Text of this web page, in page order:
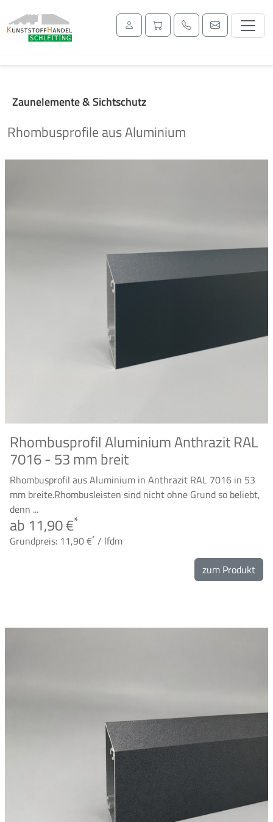
Zaunelemente & Sichtschutz
Rhombusprofile aus Aluminium
Rhombusprofil Aluminium Anthrazit RAL
7016 - 53 mm breit
Rhombusprofil aus Aluminium in Anthrazit RAL 7016 in 53
mm breite.Rhombusleisten sind nicht ohne Grund so beliebt,
denn ...
ab 11,90 €*
Grundpreis: 11,90 €* / lfdm
zum Produkt